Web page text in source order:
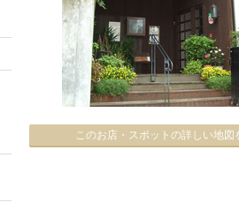
このお店・スポットの詳しい地図